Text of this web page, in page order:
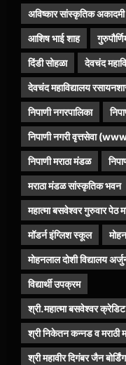
अविष्कार सांस्कृतिक अकादमी
आशिष भाई शाह
दिंडी सोहळा देवचंद
देवचंद महाविद्यालय
निपाणी नगरपालिका
निपाणी नगरी वृत्तसेवा
निपाणी मराठा मंडळ
मराठा मंडळ सांस्कृतिक भवन
महात्मा बसवेश्वर गुरुवार पेठ
मॉडर्न इंग्लिश स्कूल
मोहनलाल दोशी विद्यालय
विद्यार्थी उपक्रम
श्री.महात्मा बसवेश्वर क्रेडिट
श्री निकेतन कन्नड व मराठी
श्री महावीर दिगंबर जैन